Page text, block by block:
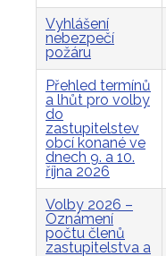
Vyhlášení
nebezpečí
požáru
Přehled termínů
a lhůt pro volby
do
zastupitelstev
obcí konané ve
dnech 9. a 10.
října 2026
Volby 2026 –
Oznámení
počtu členů
zastupitelstva a